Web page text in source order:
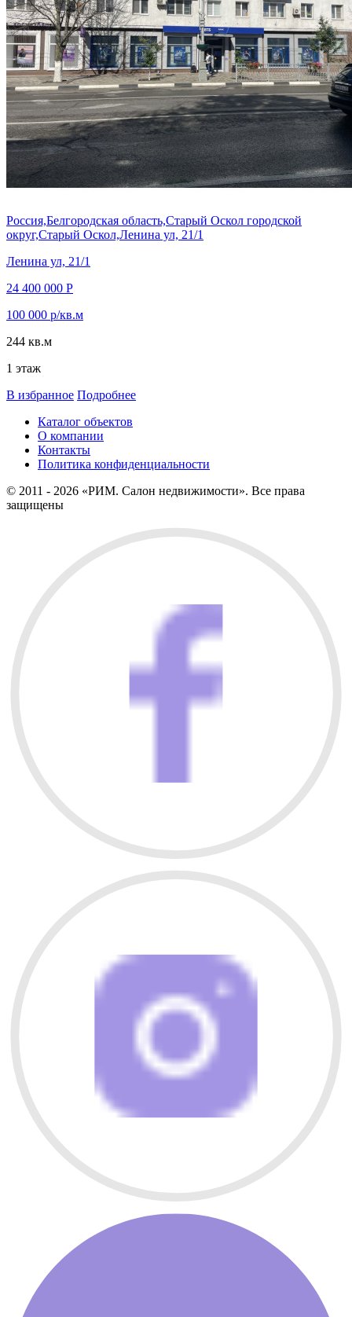
Россия,Белгородская область,Старый Оскол городской
округ,Старый Оскол,Ленина ул, 21/1
Ленина ул, 21/1
24 400 000 Р
100 000 р/кв.м
244 кв.м
1 этаж
В избранное Подробнее
Каталог объектов
О компании
Контакты
Политика конфиденциальности
© 2011 - 2026 «РИМ. Салон недвижимости». Все права
защищены